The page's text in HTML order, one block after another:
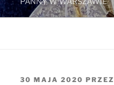
OPUBLIKOWANE
30 MAJA 2020 PRZEZ